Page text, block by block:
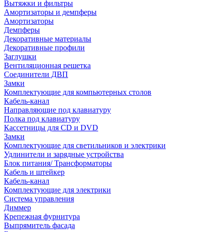
Вытяжки и фильтры
Амортизаторы и демпферы
Амортизаторы
Демпферы
Декоративные материалы
Декоративные профили
Заглушки
Вентиляционная решетка
Соединители ДВП
Замки
Комплектующие для компьютерных столов
Кабель-канал
Направляющие под клавиатуру
Полка под клавиатуру
Кассетницы для CD и DVD
Замки
Комплектующие для светильников и электрики
Удлинители и зарядные устройства
Блок питания/ Трансформаторы
Кабель и штейкер
Кабель-канал
Комплектующие для электрики
Система управления
Диммер
Крепежная фурнитура
Выпрямитель фасада